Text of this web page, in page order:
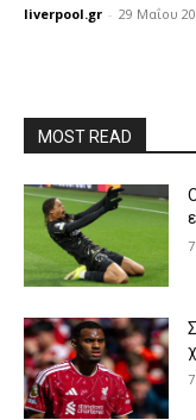
liverpool.gr - 29 Μαΐου
MOST READ